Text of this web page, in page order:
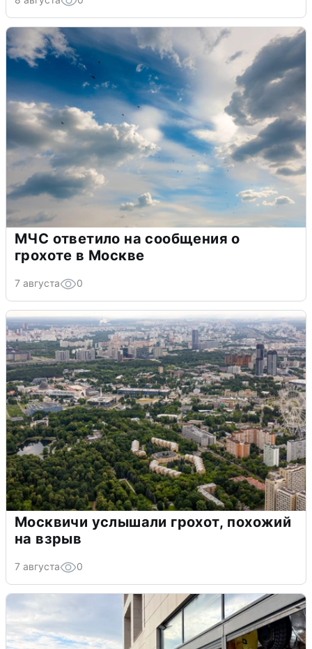
МЧС ответило на сообщения о
грохоте в Москве
7 августа 0
Москвичи услышали грохот, похожий
на взрыв
7 августа 0